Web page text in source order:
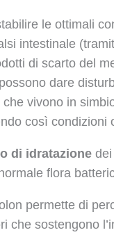
le ottimali
intestinale
di scarto del
dare
vivono in
così condizioni
di idratazione
flora
permette di
che sostengono